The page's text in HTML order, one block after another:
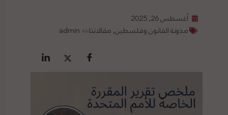
أغسطس 26, 2025
مدونة القانون وفلسطين,مقالاتنا admin